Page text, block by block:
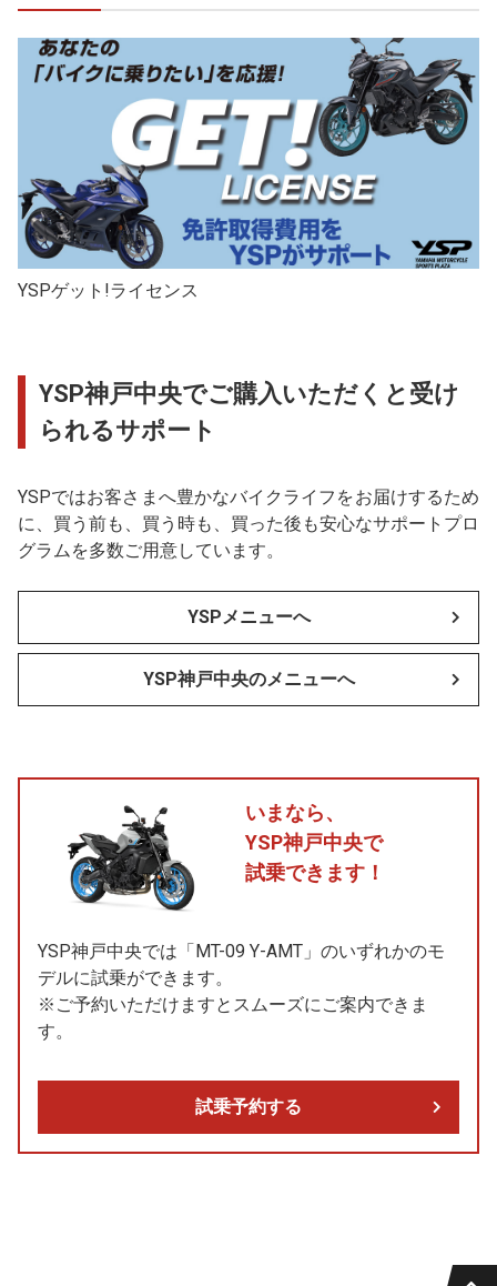
YSPゲット!ライセンス
YSP神戸中央でご購入いただくと受け
られるサポート
YSPではお客さまへ豊かなバイクライフをお届けするため
に、買う前も、買う時も、買った後も安心なサポートプロ
グラムを多数ご用意しています。
YSPメニューへ
YSP神戸中央のメニューへ
いまなら、
YSP神戸中央で
試乗できます！
YSP神戸中央では「MT-09 Y-AMT」のいずれかのモ
デルに試乗ができます。
※ご予約いただけますとスムーズにご案内できま
す。
試乗予約する